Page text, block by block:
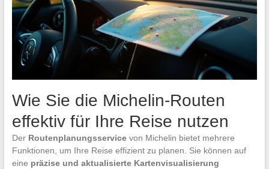
Wie Sie die Michelin-Routen
effektiv für Ihre Reise nutzen
Der Routenplanungsservicevon Michelin bietet mehrere
Funktionen, um Ihre Reise effizient zu planen. Sie können auf
eine präzise und aktualisierte Kartenvisualisierung